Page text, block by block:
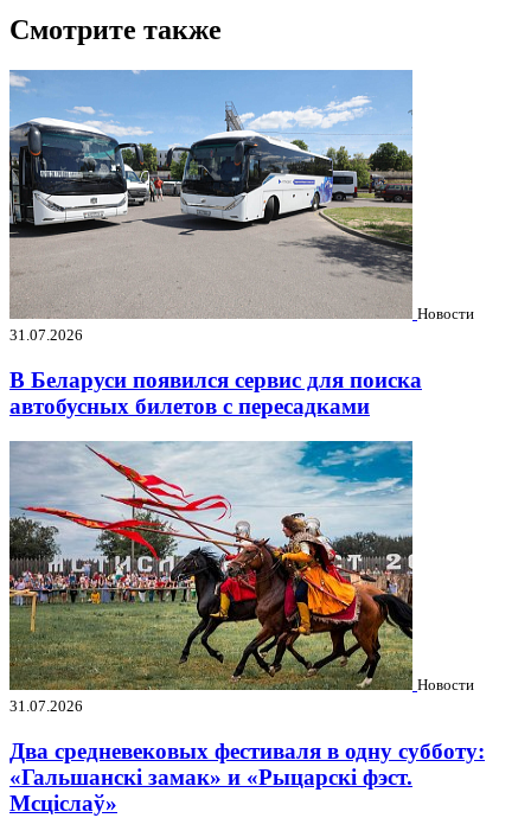
Смотрите также
Новости
31.07.2026
В Беларуси появился сервис для поиска
автобусных билетов с пересадками
Новости
31.07.2026
Два средневековых фестиваля в одну субботу:
«Гальшанскі замак» и «Рыцарскі фэст.
Мсціслаў»